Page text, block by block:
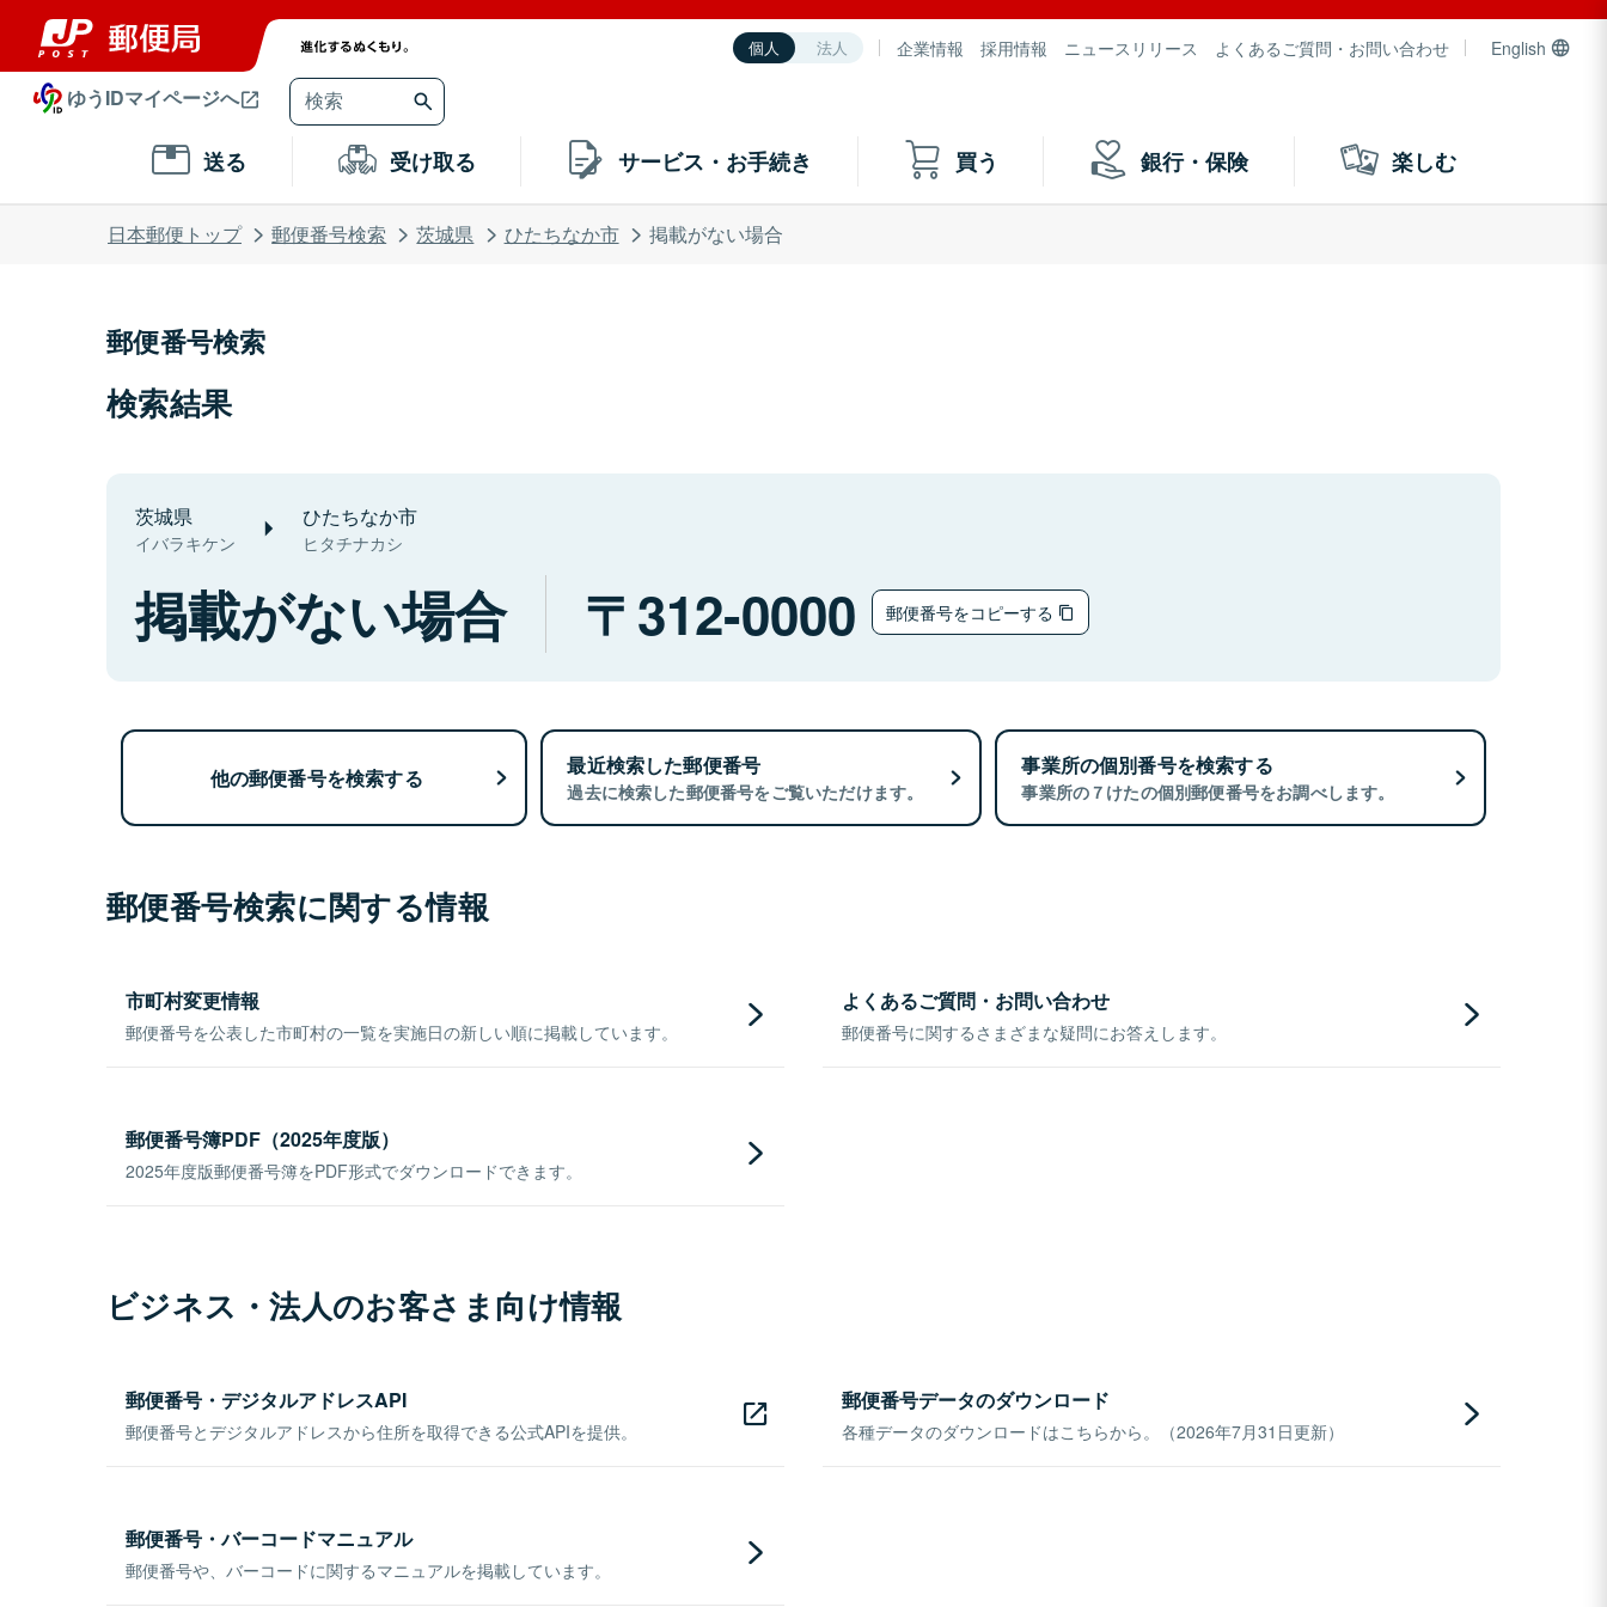
個人 法人 企業情報 採用情報 ニュースリリース よくあるご質問・お問い合わせ English
ゆうIDマイページへ
送る 受け取る サービス・お手続き 買う 銀行・保険 楽しむ
日本郵便トップ 郵便番号検索 茨城県 ひたちなか市 掲載がない場合
郵便番号検索
検索結果
茨城県
イバラキケン
ひたちなか市
ヒタチナカシ
掲載がない場合 312-0000 郵便番号をコピーする
他の郵便番号を検索する 最近検索した郵便番号
過去に検索した郵便番号をご覧いただけます。
事業所の個別番号を検索する
事業所の７けたの個別郵便番号をお調べします。
郵便番号検索に関する情報
市町村変更情報
郵便番号を公表した市町村の一覧を実施日の新しい順に掲載しています。
よくあるご質問・お問い合わせ
郵便番号に関するさまざまな疑問にお答えします。
郵便番号簿PDF（2025年度版）
2025年度版郵便番号簿をPDF形式でダウンロードできます。
ビジネス・法人のお客さま向け情報
郵便番号・デジタルアドレスAPI
郵便番号とデジタルアドレスから住所を取得できる公式APIを提供。
郵便番号データのダウンロード
各種データのダウンロードはこちらから。（2026年7月31日更新）
郵便番号・バーコードマニュアル
郵便番号や、バーコードに関するマニュアルを掲載しています。